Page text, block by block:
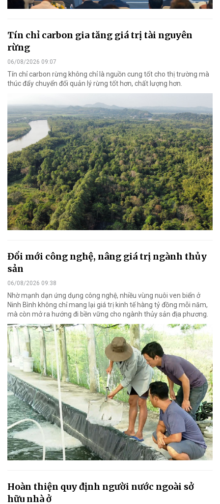
Tín chỉ carbon gia tăng giá trị tài nguyên
rừng
06/08/2026 09:07
Tín chỉ carbon rừng không chỉ là nguồn cung tốt cho thị trường mà
thúc đẩy chuyển đổi quản lý rừng tốt hơn, chất lượng hơn.
Đổi mới công nghệ, nâng giá trị ngành thủy
sản
06/08/2026 09:38
Nhờ mạnh dạn ứng dụng công nghệ, nhiều vùng nuôi ven biển ở
Ninh Bình không chỉ mang lại giá trị kinh tế hàng tỷ đồng mỗi năm,
mà còn mở ra hướng đi bền vững cho ngành thủy sản địa phương.
Hoàn thiện quy định người nước ngoài sở
hữu nhà ở